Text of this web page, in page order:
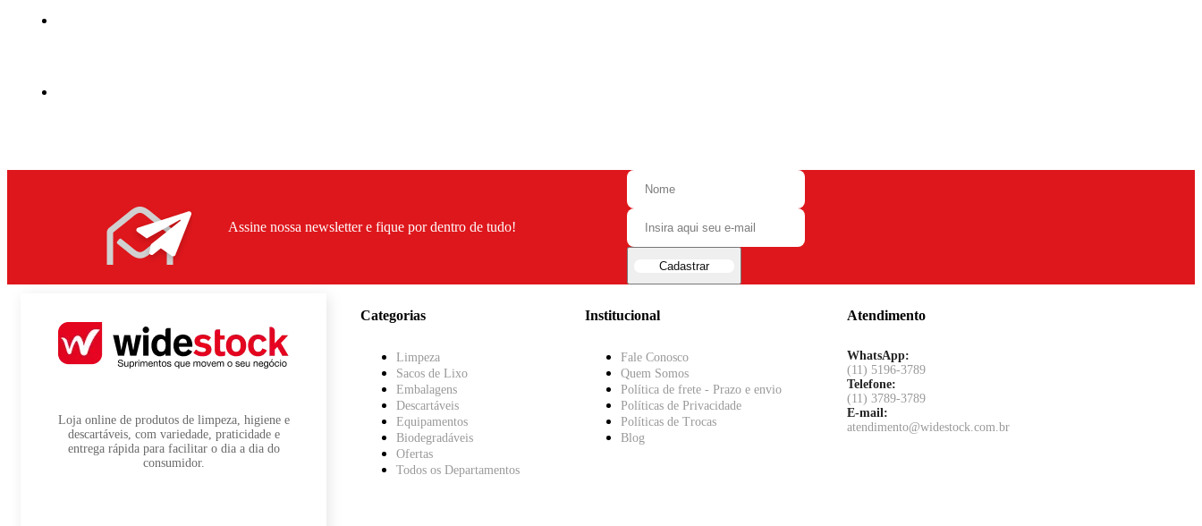
Assine nossa newsletter e fique por dentro de tudo!
Cadastrar
Loja online de produtos de limpeza, higiene e
descartáveis, com variedade, praticidade e
entrega rápida para facilitar o dia a dia do
consumidor.
Categorias
Limpeza
Sacos de Lixo
Embalagens
Descartáveis
Equipamentos
Biodegradáveis
Ofertas
Todos os Departamentos
Institucional
Fale Conosco
Quem Somos
Política de frete - Prazo e envio
Políticas de Privacidade
Políticas de Trocas
Blog
Atendimento
WhatsApp:
(11) 5196-3789
Telefone:
(11) 3789-3789
E-mail:
atendimento@widestock.com.br